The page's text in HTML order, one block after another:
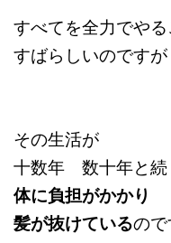
すべてを全力でや
すばらしいのですが
その生活が
十数年 数十年と続
体に負担がかかり
髪が抜けているので